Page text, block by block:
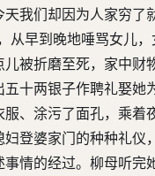
我们却因为人家穷了
从早到晚地唾骂女儿
被折磨至死，家中财
十两银子作聘礼娶她
、涂污了面孔，乘着
登婆家门的种种礼仪
情的经过。柳母听完